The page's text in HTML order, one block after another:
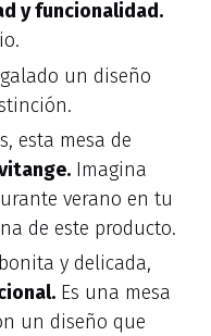
y funcionalidad.
un diseño
esta mesa de
Imagina
verano en tu
de este producto.
y delicada,
Es una mesa
un diseño que